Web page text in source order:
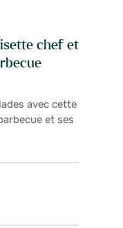
chef et
avec cette
et ses